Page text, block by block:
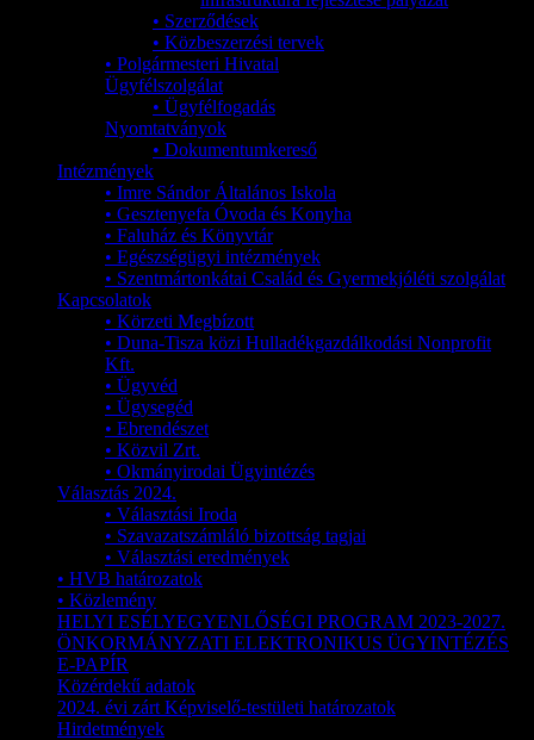
• Szerződések
• Közbeszerzési tervek
• Polgármesteri Hivatal
Ügyfélszolgálat
• Ügyfélfogadás
Nyomtatványok
• Dokumentumkereső
Intézmények
• Imre Sándor Általános Iskola
• Gesztenyefa Óvoda és Konyha
• Faluház és Könyvtár
• Egészségügyi intézmények
• Szentmártonkátai Család és Gyermekjóléti szolgálat
Kapcsolatok
• Körzeti Megbízott
• Duna-Tisza közi Hulladékgazdálkodási Nonprofit
Kft.
• Ügyvéd
• Ügysegéd
• Ebrendészet
• Közvil Zrt.
• Okmányirodai Ügyintézés
Választás 2024.
• Választási Iroda
• Szavazatszámláló bizottság tagjai
• Választási eredmények
• HVB határozatok
• Közlemény
HELYI ESÉLYEGYENLŐSÉGI PROGRAM 2023-2027.
ÖNKORMÁNYZATI ELEKTRONIKUS ÜGYINTÉZÉS
E-PAPÍR
Közérdekű adatok
2024. évi zárt Képviselő-testületi határozatok
Hirdetmények